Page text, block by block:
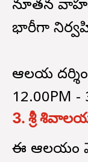
నూతన
భారీగా
ఆలయ
12.00PM -
3. శ్రీ
ఈ ఆలయం